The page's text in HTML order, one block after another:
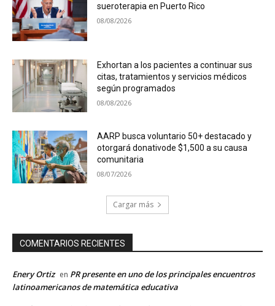
sueroterapia en Puerto Rico
08/08/2026
Exhortan a los pacientes a continuar sus
citas, tratamientos y servicios médicos
según programados
08/08/2026
AARP busca voluntario 50+ destacado y
otorgará donativode $1,500 a su causa
comunitaria
08/07/2026
Cargar más
COMENTARIOS RECIENTES
Enery Ortiz en PR presente en uno de los principales encuentros
latinoamericanos de matemática educativa